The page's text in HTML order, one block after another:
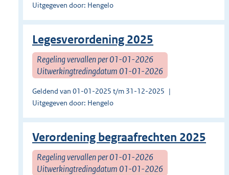
Uitgegeven door: Hengelo
Legesverordening 2025
Regeling vervallen per 01-01-2026
Uitwerkingtredingdatum 01-01-2026
Geldend van 01-01-2025 t/m 31-12-2025
Uitgegeven door: Hengelo
Verordening begraafrechten 2025
Regeling vervallen per 01-01-2026
Uitwerkingtredingdatum 01-01-2026